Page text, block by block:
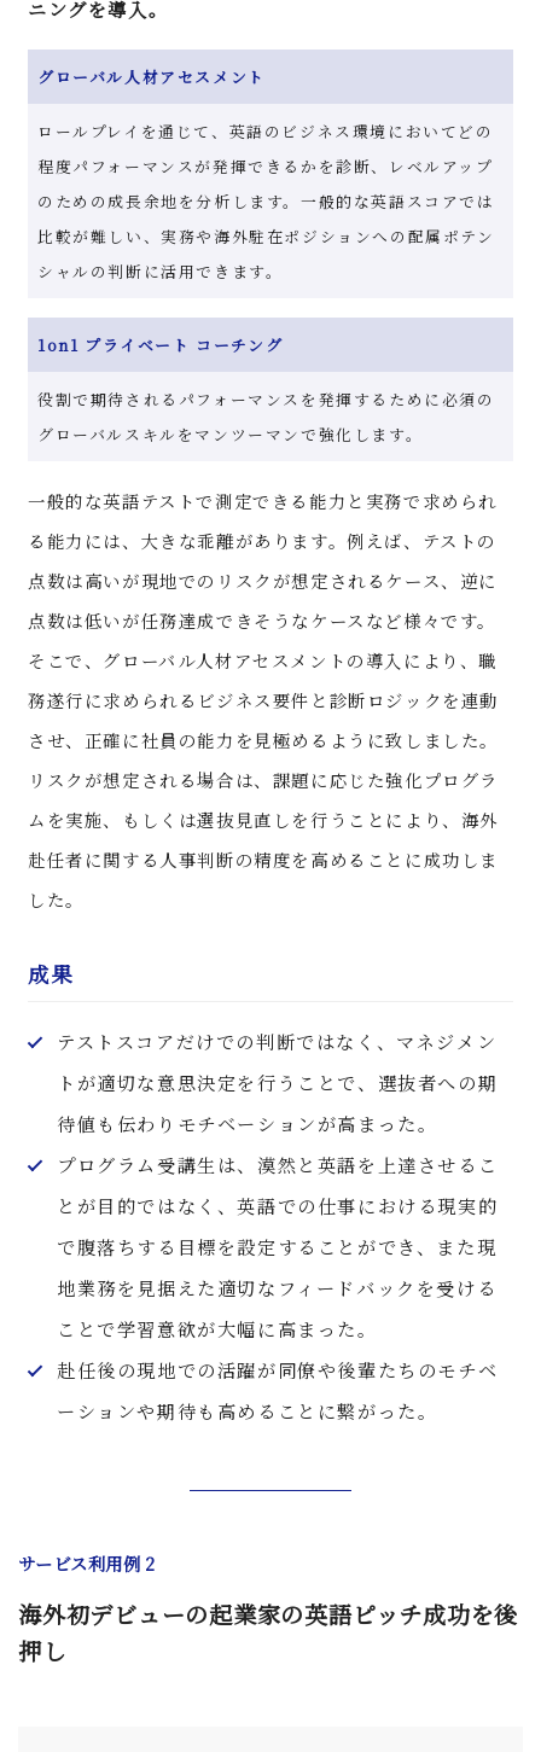
ニングを導入。
グローバル人材アセスメント
ロールプレイを通じて、英語のビジネス環境においてどの
程度パフォーマンスが発揮できるかを診断、レベルアップ
のための成長余地を分析します。一般的な英語スコアでは
比較が難しい、実務や海外駐在ポジションへの配属ポテン
シャルの判断に活用できます。
1on1 プライベート コーチング
役割で期待されるパフォーマンスを発揮するために必須の
グローバルスキルをマンツーマンで強化します。
一般的な英語テストで測定できる能力と実務で求められ
る能力には、大きな乖離があります。例えば、テストの
点数は高いが現地でのリスクが想定されるケース、逆に
点数は低いが任務達成できそうなケースなど様々です。
そこで、グローバル人材アセスメントの導入により、職
務遂行に求められるビジネス要件と診断ロジックを連動
させ、正確に社員の能力を見極めるように致しました。
リスクが想定される場合は、課題に応じた強化プログラ
ムを実施、もしくは選抜見直しを行うことにより、海外
赴任者に関する人事判断の精度を高めることに成功しま
した。
成果
テストスコアだけでの判断ではなく、マネジメン
トが適切な意思決定を行うことで、選抜者への期
待値も伝わりモチベーションが高まった。
プログラム受講生は、漠然と英語を上達させるこ
とが目的ではなく、英語での仕事における現実的
で腹落ちする目標を設定することができ、また現
地業務を見据えた適切なフィードバックを受ける
ことで学習意欲が大幅に高まった。
赴任後の現地での活躍が同僚や後輩たちのモチベ
ーションや期待も高めることに繋がった。
サービス利用例 2
海外初デビューの起業家の英語ピッチ成功を後
押し